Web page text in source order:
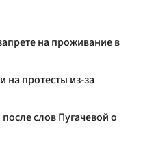
на проживание в
протесты из-за
слов Пугачевой о